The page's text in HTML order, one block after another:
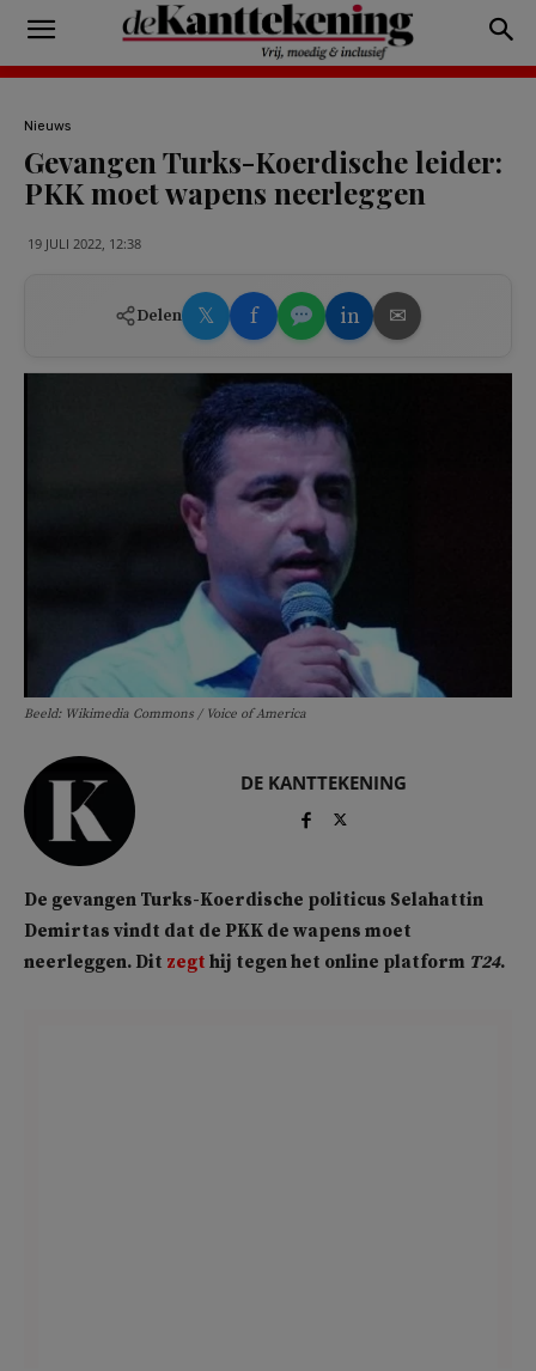
Nieuws
Gevangen Turks-Koerdische leider:
PKK moet wapens neerleggen
19 JULI 2022, 12:38
Delen 𝕏 f in ✉
Beeld: Wikimedia Commons / Voice of America
DE KANTTEKENING
De gevangen Turks-Koerdische politicus Selahattin
Demirtas vindt dat de PKK de wapens moet
neerleggen. Dit zegt hij tegen het online platform T24.